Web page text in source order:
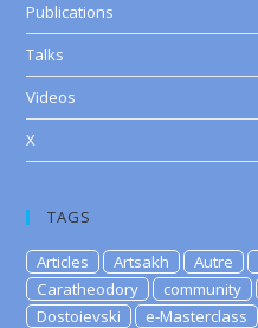
Publications
Talks
Videos
X
TAGS
Articles Artsakh Autre
Caratheodory
community
Dostoievski
e-Masterclass